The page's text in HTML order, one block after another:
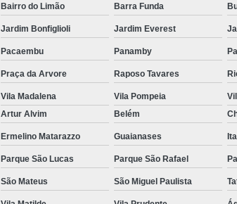
Bairro do Limão Barra Funda
Jardim Bonfiglioli Jardim Everest
Pacaembu Panamby
Praça da Arvore Raposo Tavares
Vila Madalena Vila Pompeia
Artur Alvim Belém
Ermelino Matarazzo Guaianases
Parque São Lucas Parque São Rafael
São Mateus São Miguel Paulista